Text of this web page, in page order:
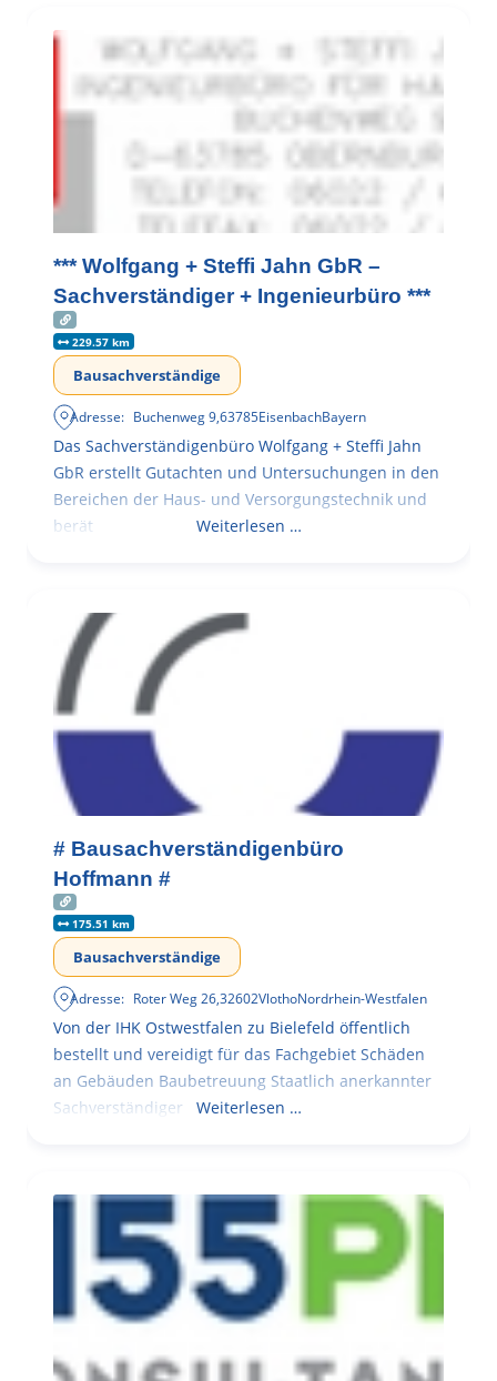
*** Wolfgang + Steffi Jahn GbR –
Sachverständiger + Ingenieurbüro ***
229.57 km
Bausachverständige
Adresse: Buchenweg 9,63785EisenbachBayern
Das Sachverständigenbüro Wolfgang + Steffi Jahn
GbR erstellt Gutachten und Untersuchungen in den
Bereichen der Haus- und Versorgungstechnik und
berät
Weiterlesen …
# Bausachverständigenbüro
Hoffmann #
175.51 km
Bausachverständige
Adresse: Roter Weg 26,32602VlothoNordrhein-Westfalen
Von der IHK Ostwestfalen zu Bielefeld öffentlich
bestellt und vereidigt für das Fachgebiet Schäden
an Gebäuden Baubetreuung Staatlich anerkannter
Sachverständiger
Weiterlesen …